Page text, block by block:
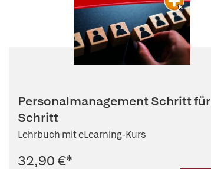
Personalmanagement Schritt für
Schritt
Lehrbuch mit eLearning-Kurs
32,90 €*